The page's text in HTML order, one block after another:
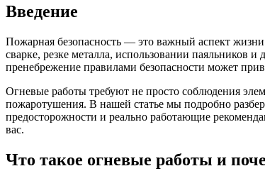
Введение
Пожарная безопасность — это важный аспект
сварке, резке металла, использовании паяльников
пренебрежение правилами безопасности может
Огневые работы требуют не просто соблюдения
пожаротушения. В нашей статье мы подробно
предосторожности и реально работающие
вас.
Что такое огневые работы и